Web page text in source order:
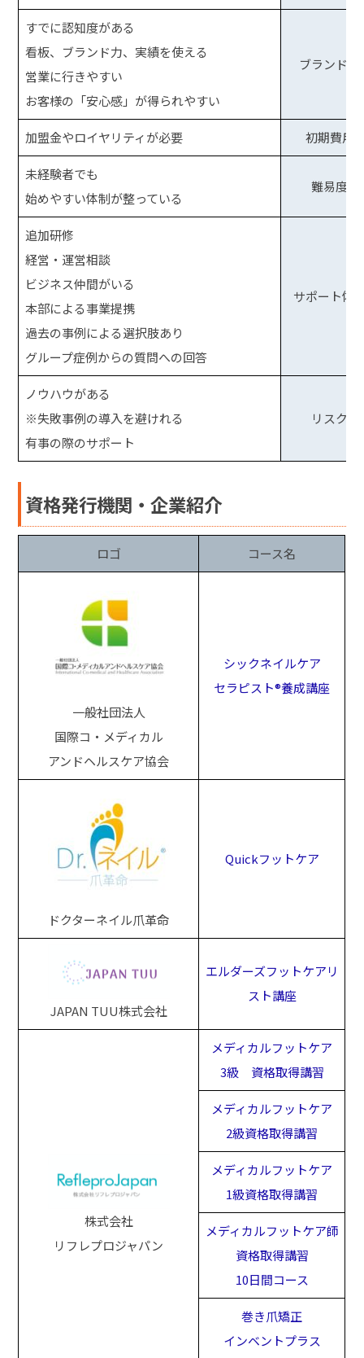
すでに認知度がある
看板、ブランド力、実績を使える
営業に行きやすい
お客様の「安心感」が得られやすい
ブランド力
加盟金やロイヤリティが必要 初期費用
未経験者でも
始めやすい体制が整っている
難易度
追加研修
経営・運営相談
ビジネス仲間がいる
本部による事業提携
過去の事例による選択肢あり
グループ症例からの質問への回答
サポート体
ノウハウがある
※失敗事例の導入を避けれる
有事の際のサポート
リスク
資格発行機関・企業紹介
ロゴ コース名
一般社団法人
国際コ・メディカル
アンドヘルスケア協会
シックネイルケア
セラピスト®養成講座
ドクターネイル爪革命
Quickフットケア
JAPAN TUU株式会社
エルダーズフットケアリ
スト講座
株式会社
リフレプロジャパン
メディカルフットケア
3級 資格取得講習
メディカルフットケア
2級資格取得講習
メディカルフットケア
1級資格取得講習
メディカルフットケア師
資格取得講習
10日間コース
巻き爪矯正
インベントプラス